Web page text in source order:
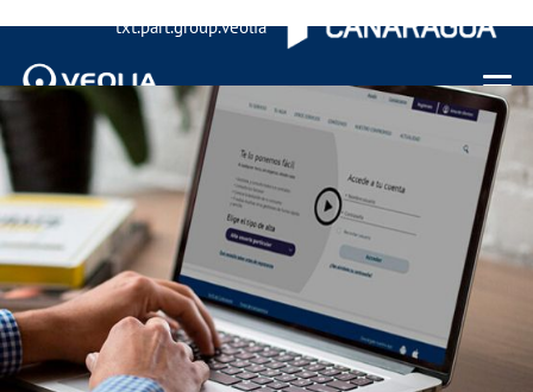
txt.part.group.veolia
Menu